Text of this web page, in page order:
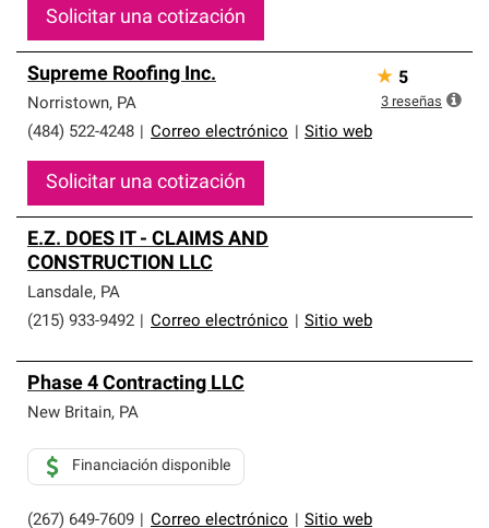
Solicitar una cotización
Supreme Roofing Inc.
Norristown, PA
(484) 522-4248
Correo electrónico Sitio web
Solicitar una cotización
★ 5
3 reseñas
E.Z. DOES IT - CLAIMS AND
CONSTRUCTION LLC
Lansdale, PA
(215) 933-9492
Correo electrónico Sitio web
Phase 4 Contracting LLC
New Britain, PA
(267) 649-7609 Correo electrónico Sitio web
Financiación disponible